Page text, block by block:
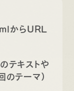
からURL
テキストや
のテーマ）